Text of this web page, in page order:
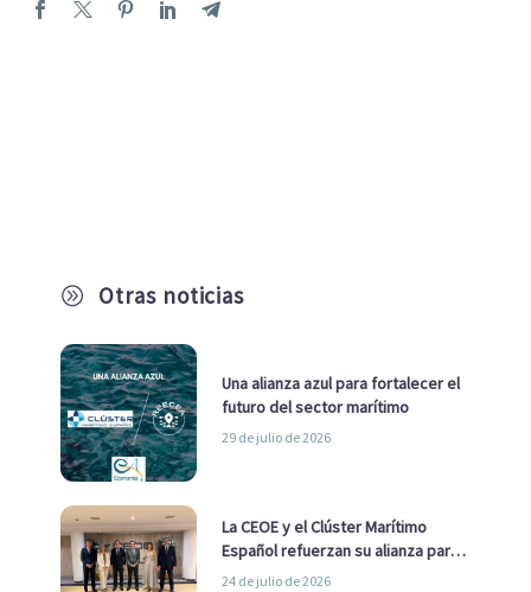
A Otras noticias
Una alianza azul para fortalecer el
futuro del sector marítimo
29 de julio de 2026
La CEOE y el Clúster Marítimo
Español refuerzan su alianza para
impulsar una estrategia Nacional
24 de julio de 2026